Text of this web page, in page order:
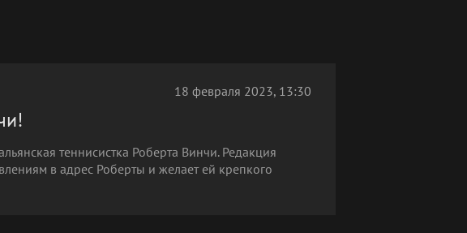
18 февраля 2023, 13:30
теннисистка Роберта Винчи. Редакция
в адрес Роберты и желает ей крепкого